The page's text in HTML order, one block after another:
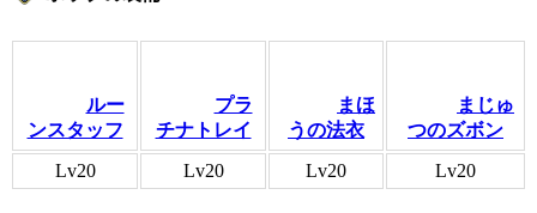
ルー
ンスタッフ
プラ
チナトレイ
まほ
うの法衣
まじゅ
つのズボン
Lv20
Lv20 Lv20 Lv20